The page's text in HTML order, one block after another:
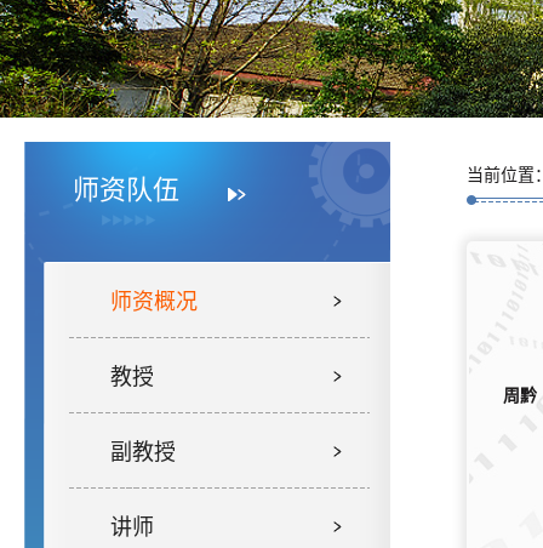
师资队伍
师资概况
教授
副教授
讲师
当前位置
周黔